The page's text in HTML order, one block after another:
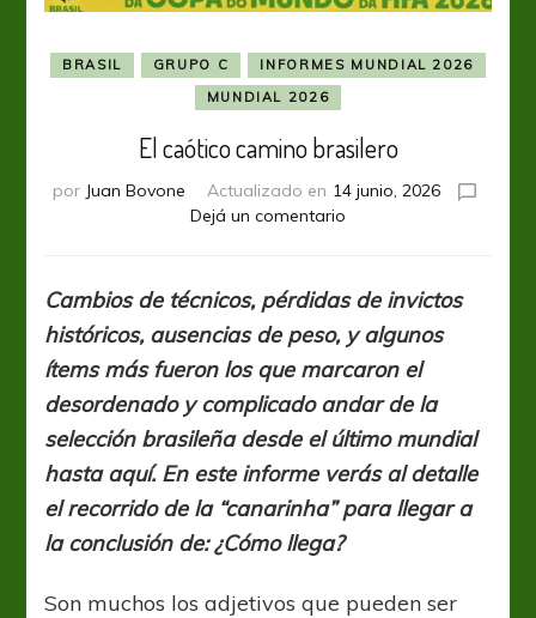
BRASIL GRUPO C
INFORMES MUNDIAL 2026
MUNDIAL 2026
El caótico camino brasilero
por Juan Bovone Actualizado en 14 junio, 2026
Dejá un comentario
camino
brasilero
Cambios de técnicos, pérdidas de invictos
históricos, ausencias de peso, y algunos
ítems más fueron los que marcaron el
desordenado y complicado andar de la
selección brasileña desde el último mundial
hasta aquí. En este informe verás al detalle
el recorrido de la “canarinha” para llegar a
la conclusión de: ¿Cómo llega?
Son muchos los adjetivos que pueden ser